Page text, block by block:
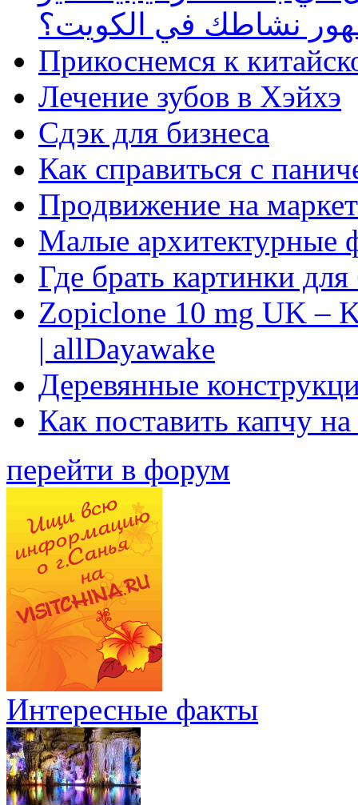
نشاطك في الكويت؟
Прикоснемся к
Лечение зубов в Хэйхэ
Сдэк для бизнеса
Как справиться с
Продвижение на
Малые архитектурные
Где брать картинки
Zopiclone 10 mg UK –
| allDayawake
Деревянные
Как поставить капчу
перейти в форум
Интересные факты